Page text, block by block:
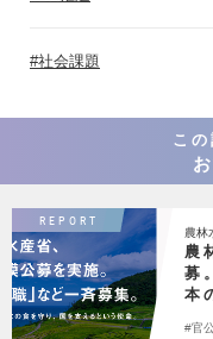
社会課題
こ
REPORT
農林
農
募
本
官